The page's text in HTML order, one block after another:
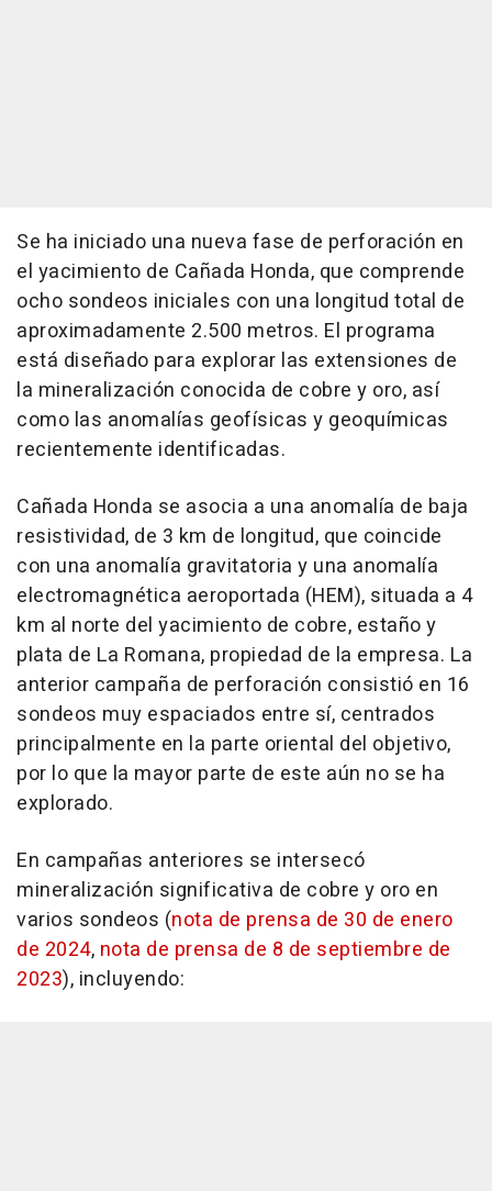
Se ha iniciado una nueva fase de perforación en
el yacimiento de Cañada Honda, que comprende
ocho sondeos iniciales con una longitud total de
aproximadamente 2.500 metros. El programa
está diseñado para explorar las extensiones de
la mineralización conocida de cobre y oro, así
como las anomalías geofísicas y geoquímicas
recientemente identificadas.
Cañada Honda se asocia a una anomalía de baja
resistividad, de 3 km de longitud, que coincide
con una anomalía gravitatoria y una anomalía
electromagnética aeroportada (HEM), situada a 4
km al norte del yacimiento de cobre, estaño y
plata de La Romana, propiedad de la empresa. La
anterior campaña de perforación consistió en 16
sondeos muy espaciados entre sí, centrados
principalmente en la parte oriental del objetivo,
por lo que la mayor parte de este aún no se ha
explorado.
En campañas anteriores se intersecó
mineralización significativa de cobre y oro en
varios sondeos (nota de prensa de 30 de enero
de 2024, nota de prensa de 8 de septiembre de
2023), incluyendo: